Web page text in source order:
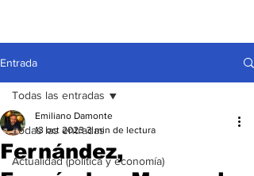
Entrada
Todas las entradas
Actualidad (política y economía)
Todas las entradas
Fernández,
Emiliano Damonte
13 oct 2023 3 min de lectura